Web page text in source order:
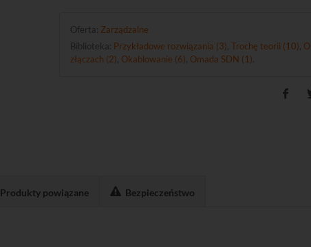
Oferta: Zarządzalne
Biblioteka: Przykładowe rozwiązania (3) ,Trochę teorii (10) O
złączach (2) Okablowanie (6) Omada SDN (1)
Produkty powiązane Bezpieczeństwo